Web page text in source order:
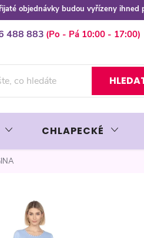
objednávky budou vyřízeny ihned
488 883
Podmínky ochrany osobních údajů
CHLAPECKÉ